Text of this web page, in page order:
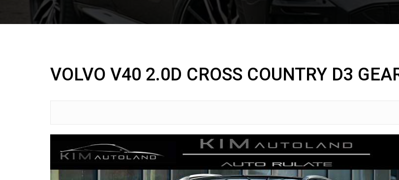
VOLVO V40 2.0D CROSS COUNTRY D3